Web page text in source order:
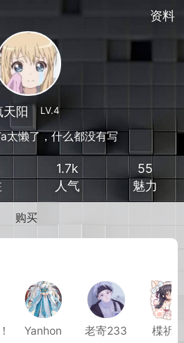
资料
排行榜
教程 联机招募
天阳 LV.4
太懒了，什么都没有写
1.7k
人气
55
魅力
购买
Yanhon 老寄233 楪祈